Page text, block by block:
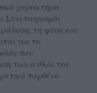
χαρακτήρα
Συνεταιρισμός
τη φύση και
για το
που
των ανθών του
παρθένο